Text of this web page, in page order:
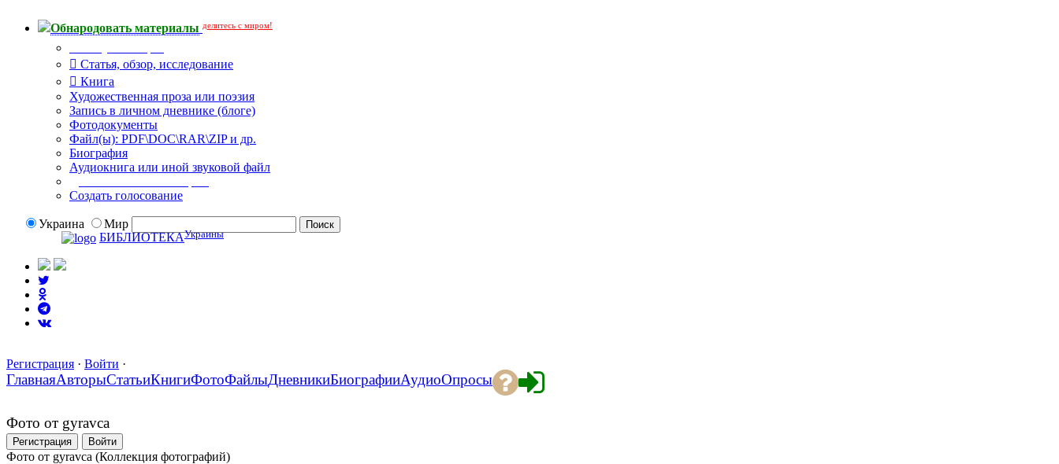
Обнародовать материалы делитесь с миром!
Статья, обзор, исследование
Книга
Художественная проза или поэзия
Запись в личном дневнике (блоге)
Фотодокументы
Файл(ы): PDF\DOC\RAR\ZIP и др.
Биография
Аудиокнига или иной звуковой файл
Создать голосование
Украина
Мир
БИБЛИОТЕКАУкраины
Регистрация · Войти ·
ГлавнаяАвторыСтатьиКнигиФотоФайлыДневникиБиографииАудиоОпросы
Фото от gyravca
Регистрация Войти
Фото от gyravca (Коллекция фотографий)